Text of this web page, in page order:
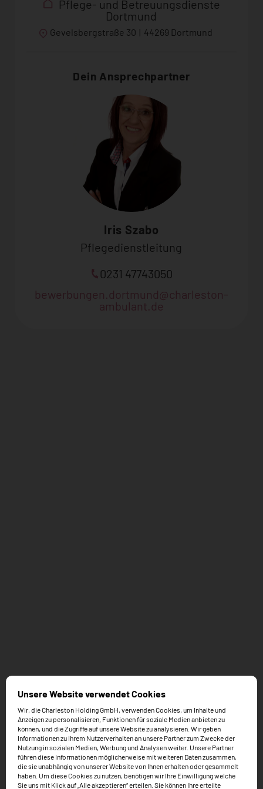
Unsere Website verwendet Cookies
Wir, die Charleston Holding GmbH, verwenden Cookies, um Inhalte und
Anzeigen zu personalisieren, Funktionen für soziale Medien anbieten zu
können, und die Zugriffe auf unsere Website zu analysieren. Wir geben
Informationen zu Ihrem Nutzerverhalten an unsere Partner zum Zwecke der
Nutzung in sozialen Medien, Werbung und Analysen weiter. Unsere Partner
führen diese Informationen möglicherweise mit weiteren Daten zusammen,
die sie unabhängig von unserer Website von Ihnen erhalten oder gesammelt
haben. Um diese Cookies zu nutzen, benötigen wir Ihre Einwilligung welche
Sie uns mit Klick auf „Alle akzeptieren“ erteilen. Sie können Ihre erteilte
Pflege- und Betreuungsdienste
Dortmund
Gevelsbergstraße 30 | 44269 Dortmund
Dein Ansprechpartner
Iris Szabo
Pflegedienstleitung
0231 47743050
bewerbungen.dortmund@charleston-
ambulant.de